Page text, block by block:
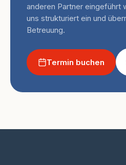
anderen Partner eingeführt
uns strukturiert ein und
Betreuung.
Termin buchen